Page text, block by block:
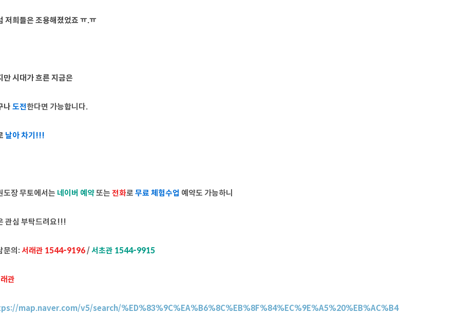
저희들은 조용해졌었죠 ㅠ.ㅠ
만 시대가 흐른 지금은
나 도전한다면 가능합니다.
날아 차기!!!
도장 무토에서는 네이버 예약또는 전화로 무료 체험수업 예약도 가능하니
관심 부탁드려요!!!
문의:서래관 1544-9196/서초관 1544-9915
관
map.naver.com/v5/search/%ED%83%9C%EA%B6%8C%EB%8F%84%EC%9E%A5%20%EB%AC%B4